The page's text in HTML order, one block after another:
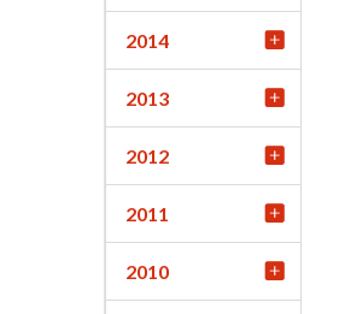
2014
2013
2012
2011
2010